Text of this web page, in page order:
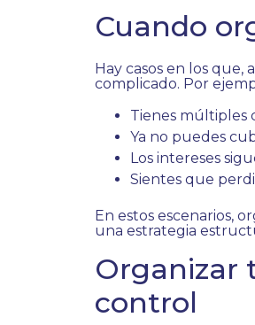
Cuando
Hay casos en los
complicado. Por
Tienes múltiples
Ya no puedes
Los intereses
Sientes que
En estos escenarios,
una estrategia
Organizar
control